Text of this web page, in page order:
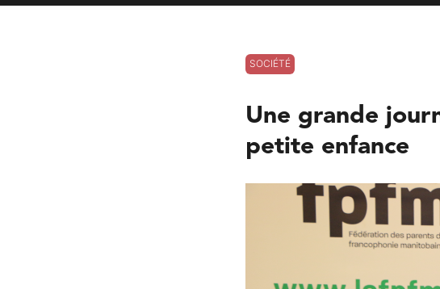
SOCIÉTÉ
Une grande
petite enfance